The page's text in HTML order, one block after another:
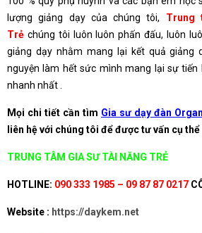
lượng giảng dạy của chúng tôi, Trung
Trẻ chúng tôi luôn luôn phấn đấu, luôn
giảng dạy nhằm mang lại kết quả giảng
nguyện làm hết sức mình mang lại sự tiến
nhanh nhất .
Mọi chi tiết cần tìm Gia sư dạy đàn
liên hệ với chúng tôi để được tư vấn cụ thể
TRUNG TÂM GIA SƯ TÀI NĂNG TRẺ
HOTLINE: 090 333 1985 – 09 87 87 0217
Website : https://daykem.net